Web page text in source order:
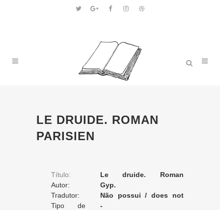
LE DRUIDE. ROMAN
PARISIEN
Título:
Le druide. Roman
parisien
Autor:
Gyp.
Tradutor:
Não possui / does not
apply / ne posséde pas
Tipo de
-